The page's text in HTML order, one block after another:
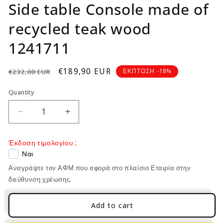
Side table Console made of
recycled teak wood
1241711
Regular
€232,00 EUR
Sale
€189,90 EUR ΕΚΠΤΩΣΗ -18%
Quantity
Decrease
quantity
Side
table
Console
made
of
wood
Increase
quantity
Side
Console
made
of
wood
Έκδοση τιμολογίου ;
Ναι
Αναγράψτε τον ΑΦΜ που αφορά στο πλαίσιο Εταιρία στην
διεύθυνση χρέωσης.
Add to cart